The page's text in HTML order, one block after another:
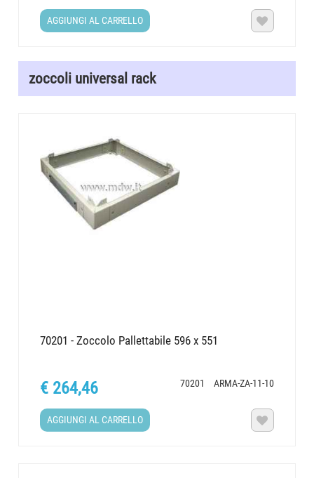
AGGIUNGI AL CARRELLO 
zoccoli universal rack
70201 - Zoccolo Pallettabile 596 x 551
70201 ARMA-ZA-11-10
€ 264,46
AGGIUNGI AL CARRELLO 